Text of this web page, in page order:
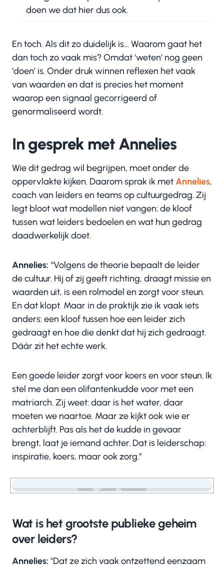
doen we dat hier dus ook.
En toch. Als dit zo duidelijk is… Waarom gaat het
dan toch zo vaak mis? Omdat ‘weten’ nog geen
‘doen’ is. Onder druk winnen reflexen het vaak
van waarden en dat is precies het moment
waarop een signaal gecorrigeerd of
genormaliseerd wordt.
In gesprek met Annelies
Wie dit gedrag wil begrijpen, moet onder de
oppervlakte kijken. Daarom sprak ik metAnnelies,
coach van leiders en teams op cultuurgedrag. Zij
legt bloot wat modellen niet vangen: de kloof
tussen wat leiders bedoelen en wat hun gedrag
daadwerkelijk doet.
Annelies: “Volgens de theorie bepaalt de leider
de cultuur. Hij of zij geeft richting, draagt missie en
waarden uit, is een rolmodel en zorgt voor steun.
En dat klopt. Maar in de praktijk zie ik vaak iets
anders: een kloof tussen hoe een leider zich
gedraagt en hoe die denkt dat hij zich gedraagt.
Dáár zit het echte werk.
Een goede leider zorgt voor koers en voor steun. Ik
stel me dan een olifantenkudde voor met een
matriarch. Zij weet: daar is het water, daar
moeten we naartoe. Maar ze kijkt ook wie er
achterblijft. Pas als het de kudde in gevaar
brengt, laat je iemand achter. Dat is leiderschap:
inspiratie, koers, maar ook zorg.”
Wat is het grootste publieke geheim
over leiders?
Annelies: "Dat ze zich vaak ontzettend eenzaam